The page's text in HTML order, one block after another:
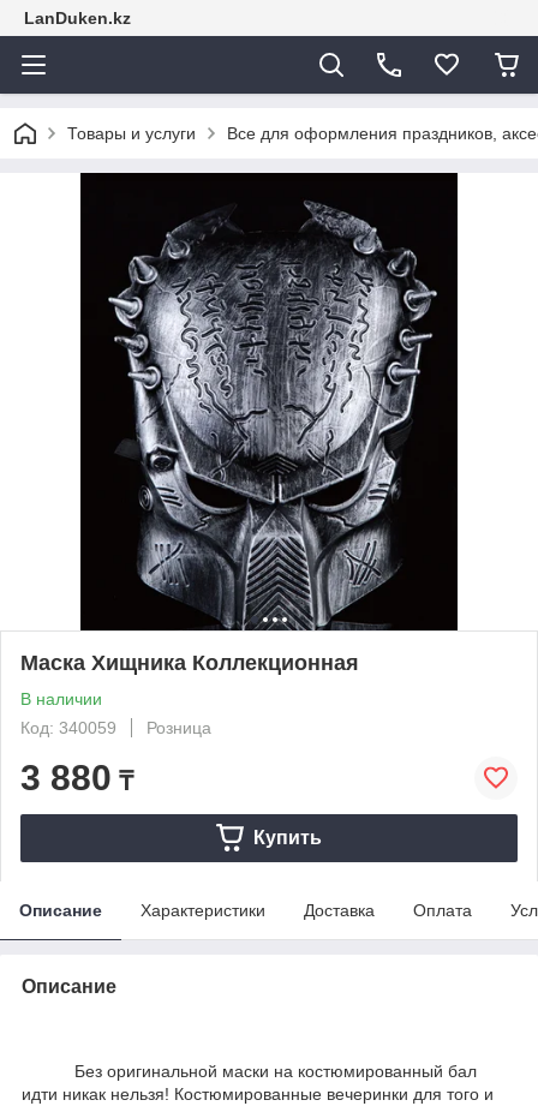
LanDuken.kz
Товары и услуги Все для оформления праздников,
Маска Хищника Коллекционная
В наличии
Код: 340059
Розница
3 880 ₸
Купить
Описание Характеристики Доставка Оплата
Описание
Без оригинальной маски на костюмированный бал
идти никак нельзя! Костюмированные вечеринки для того и